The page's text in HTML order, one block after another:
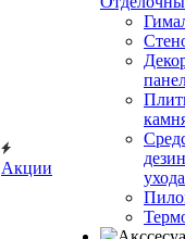
Акции
ухода